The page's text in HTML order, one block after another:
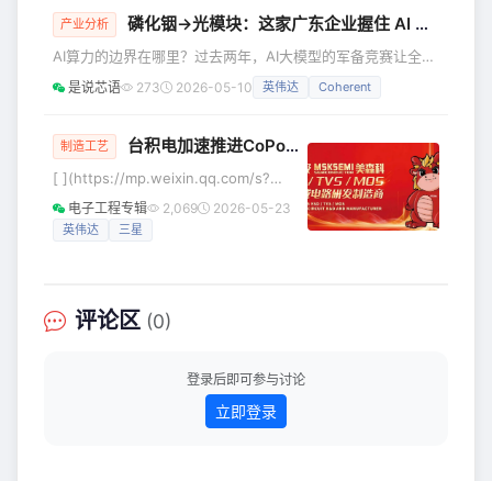
大的调整。 从[一芯两用]到[各司其职]
底，针对两类负载的核心矛盾，做了全
维度的差异化设计，甚至连芯片互联的
规模预
产业分析 磷化铟→光模块：这家广东企业握住 AI 算力命门
AI算力的边界在哪里？过去两年，AI大模型的军备竞赛让全球
科技巨头疯狂抢购GPU。然而，英伟达CEO黄仁勋却不止一
GPU，如果数据在它们之间的流转速度跟不上，庞大的算力
集群不过是一堆昂贵的电子砖头。AI基础设施的内部革命，正
悄然转向一个更底层、更隐秘的战场。在这个战场上，一种名
为磷化铟（I
是说芯语 273 2026-05-10 英伟达 Coherent
制造工艺 台积电加速推进CoPoS面板级封装：310×310毫米规格2028年量产
[ ](https://mp.weixin.qq.com/s?
5月20日消息，半导体代工巨头台积电正
电子工程专辑 2,069 2026-05-23
英伟达 三星
评论区 (0)
登录后即可参与讨论
立即登录